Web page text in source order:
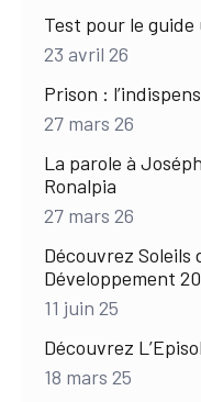
Test pour le
23 avril 26
Prison :
27 mars 26
La parole à
Ronalpia
27 mars 26
Découvrez Soleils
Développement
11 juin 25
Découvrez
18 mars 25